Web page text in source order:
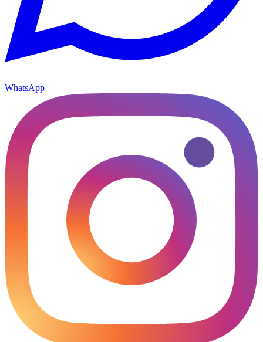
WhatsApp